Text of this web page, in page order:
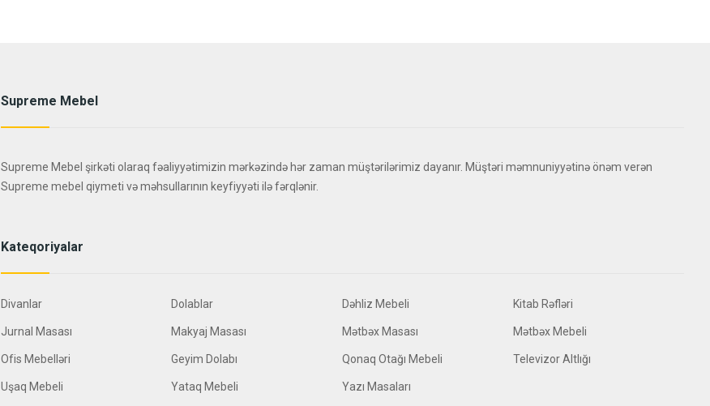
Supreme Mebel
Supreme Mebel şirkəti olaraq fəaliyyətimizin mərkəzində hər zaman müştərilərimiz dayanır. Müştəri məmnuniyyətinə önəm verən
Supreme mebel qiymeti və məhsullarının keyfiyyəti ilə fərqlənir.
Kateqoriyalar
Divanlar Dolablar Dəhliz Mebeli Kitab Rəfləri
Jurnal Masası Makyaj Masası Mətbəx Masası Mətbəx Mebeli
Ofis Mebelləri Geyim Dolabı Qonaq Otağı Mebeli Televizor Altlığı
Uşaq Mebeli Yataq Mebeli Yazı Masaları